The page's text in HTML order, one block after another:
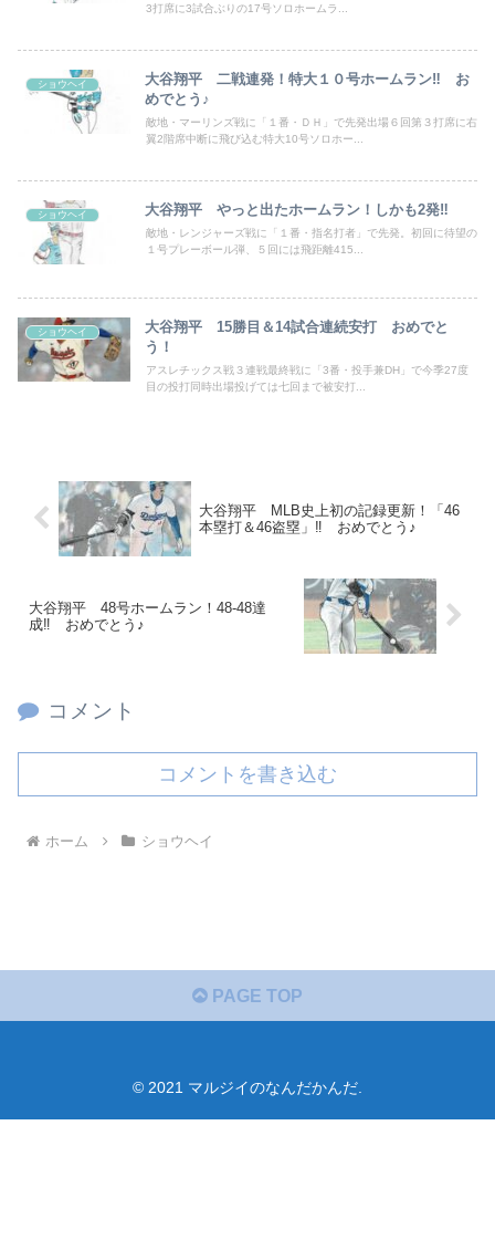
3打席に3試合ぶりの17号ソロホームラ...
ショウヘイ
大谷翔平 二戦連発！特大１０号ホームラン‼ お
めでとう♪
敵地・マーリンズ戦に「１番・ＤＨ」で先発出場６回第３打席に右
翼2階席中断に飛び込む特大10号ソロホー...
ショウヘイ 大谷翔平 やっと出たホームラン！しかも2発‼
敵地・レンジャーズ戦に「１番・指名打者」で先発。初回に待望の
１号プレーボール弾、５回には飛距離415...
ショウヘイ
大谷翔平 15勝目＆14試合連続安打 おめでと
う！
アスレチックス戦３連戦最終戦に「3番・投手兼DH」で今季27度
目の投打同時出場投げては七回まで被安打...
大谷翔平 MLB史上初の記録更新！「46
本塁打＆46盗塁」‼ おめでとう♪
大谷翔平 48号ホームラン！48‐48達
成‼ おめでとう♪
コメント
コメントを書き込む
ホーム ショウヘイ
PAGE TOP
© 2021 マルジイのなんだかんだ.